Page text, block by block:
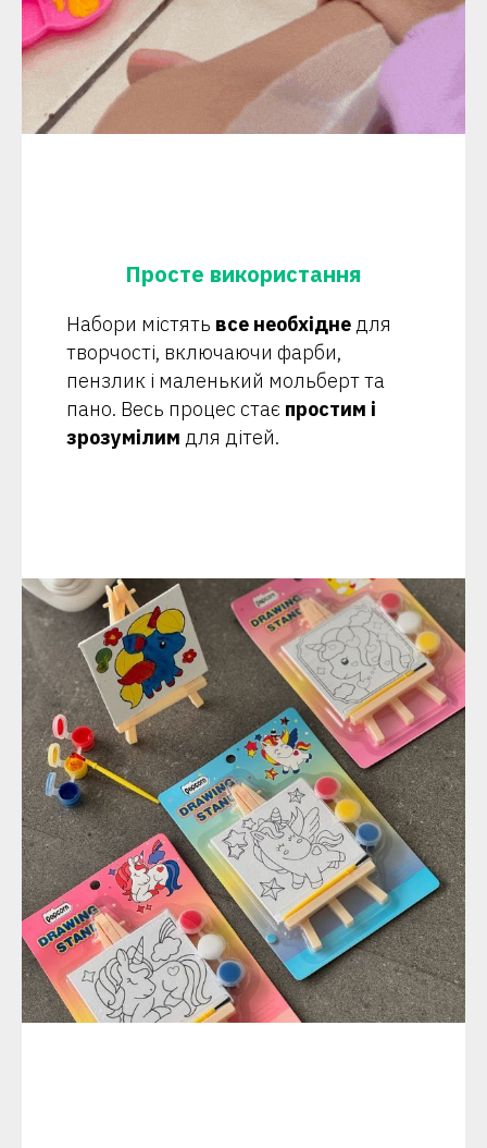
Просте використання
Набори містять все необхіднедля
творчості, включаючи фарби,
пензлик і маленький мольберт та
пано. Весь процес стаєпростим і
зрозумілим для дітей.